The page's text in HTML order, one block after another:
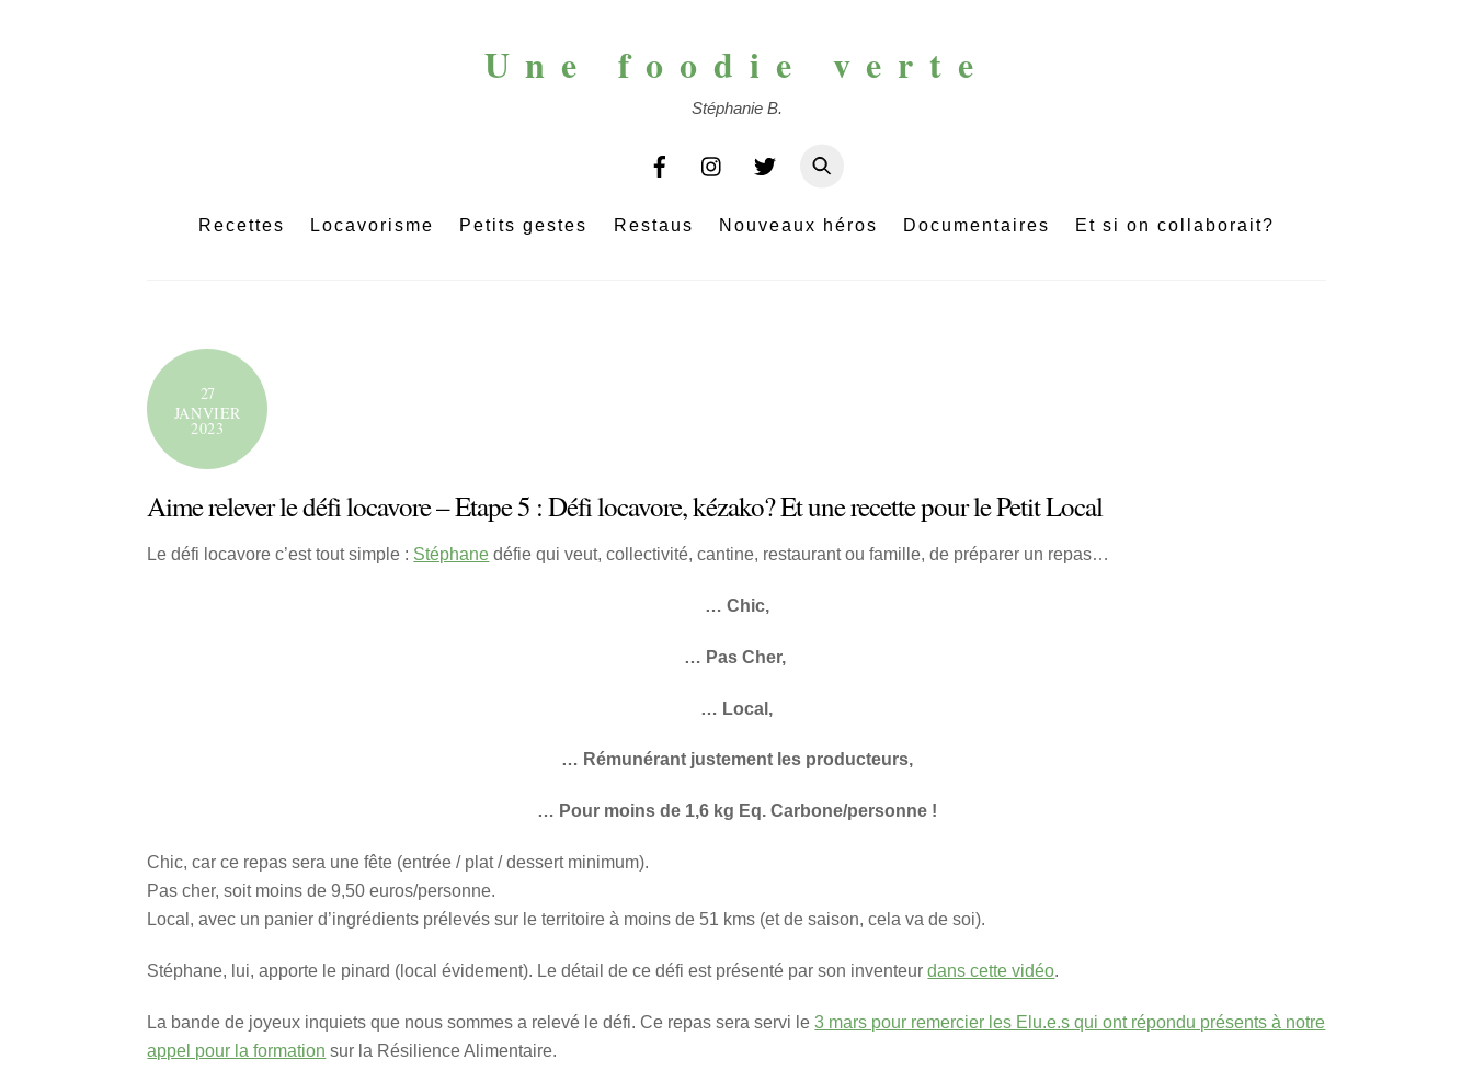
Une foodie verte
Stéphanie B.
Recettes Locavorisme Petits gestes Restaus Nouveaux héros Documentaires Et si on collaborait?
27
JANVIER
2023
Aime relever le défi locavore – Etape 5 : Défi locavore, kézako? Et une recette pour le Petit Local
Le défi locavore c’est tout simple : Stéphane défie qui veut, collectivité, cantine, restaurant ou famille, de préparer un repas…
… Chic,
… Pas Cher,
… Local,
… Rémunérant justement les producteurs,
… Pour moins de 1,6 kg Eq. Carbone/personne !
Chic, car ce repas sera une fête (entrée / plat / dessert minimum).
Pas cher, soit moins de 9,50 euros/personne.
Local, avec un panier d’ingrédients prélevés sur le territoire à moins de 51 kms (et de saison, cela va de soi).
Stéphane, lui, apporte le pinard (local évidement). Le détail de ce défi est présenté par son inventeurdans cette vidéo.
La bande de joyeux inquiets que nous sommes a relevé le défi. Ce repas sera servi le3 mars pour remercier les Elu.e.s qui ont répondu présents à notre
appel pour la formation sur la Résilience Alimentaire.